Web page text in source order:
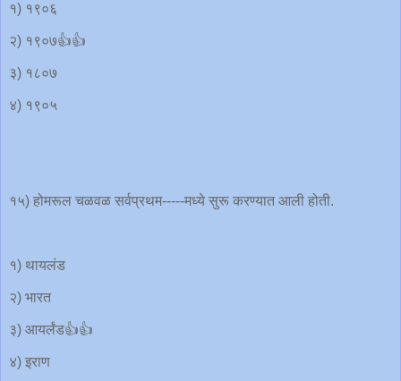
१) १९०६
२) १९०७👍👍
३) १८०७
४) १९०५
१५) होमरूल चळवळ सर्वप्रथम-----मध्ये सुरू करण्यात आली होती.
१) थायलंड
२) भारत
३) आयर्लंड👍👍
४) इराण